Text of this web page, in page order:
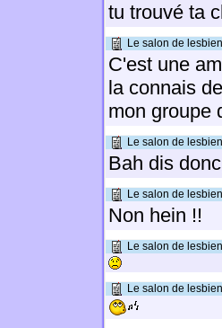
tu trouvé ta
Le salon de
C'est une
la connais
mon groupe
Le salon de
Bah dis
Le salon de
Non hein !!
Le salon de
Le salon de